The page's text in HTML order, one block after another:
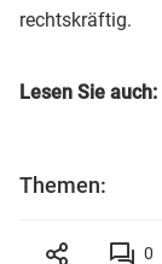
rechtskräftig.
Lesen Sie auch:
Themen:
0